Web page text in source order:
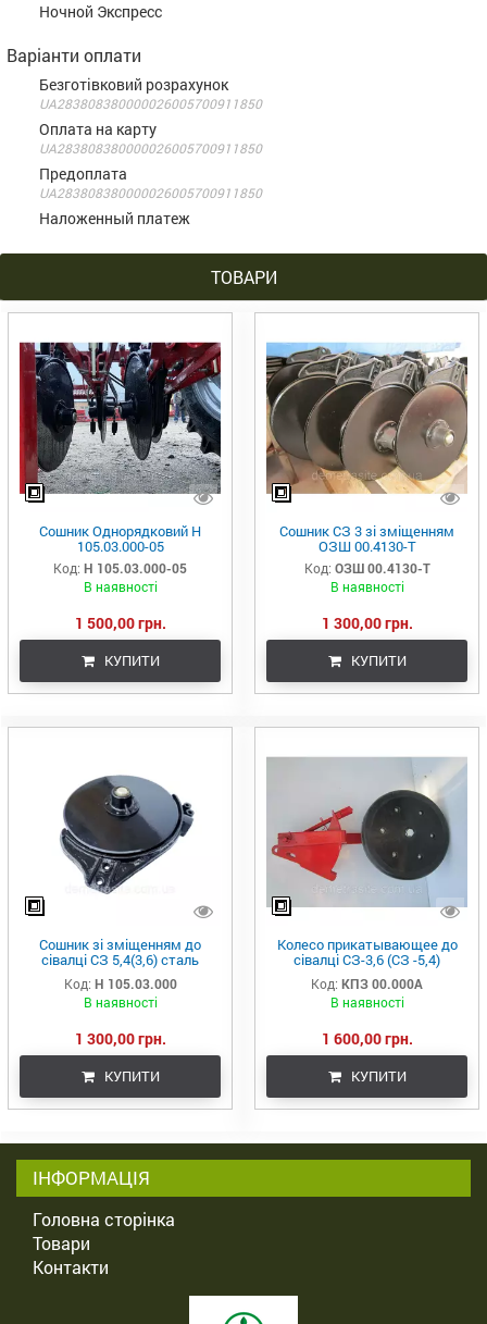
Ночной Экспресс
Варіанти оплати
Безготівковий розрахунок
UA283808380000026005700911850
Оплата на карту
UA283808380000026005700911850
Предоплата
UA283808380000026005700911850
Наложенный платеж
ТОВАРИ
Сошник Однорядковий Н
105.03.000-05
Код: Н 105.03.000-05
В наявності
1 500,00 грн.
КУПИТИ
Сошник СЗ 3 зі зміщенням
ОЗШ 00.4130-Т
Код: ОЗШ 00.4130-Т
В наявності
1 300,00 грн.
КУПИТИ
Сошник зі зміщенням до
сівалці СЗ 5,4(3,6) сталь
борированна
Код: Н 105.03.000
В наявності
1 300,00 грн.
КУПИТИ
Колесо прикатывающее до
сівалці СЗ-3,6 (СЗ -5,4)
(сошник без зміщення)
Код: КПЗ 00.000А
В наявності
1 600,00 грн.
КУПИТИ
ІНФОРМАЦІЯ
Головна сторінка
Товари
Контакти